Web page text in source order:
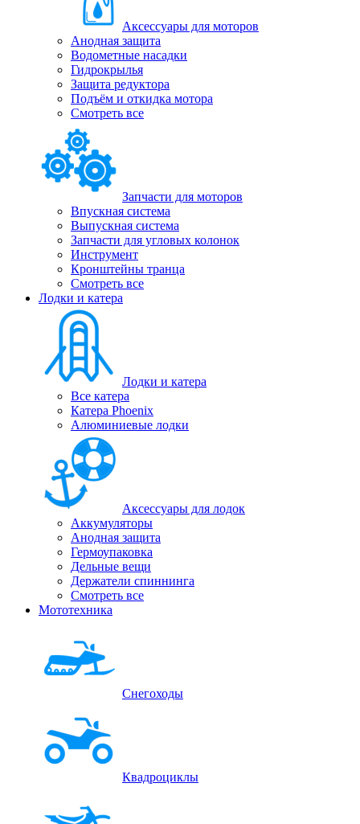
Аксессуары для моторов
Анодная защита
Водометные насадки
Гидрокрылья
Защита редуктора
Подъём и откидка мотора
Смотреть все
Запчасти для моторов
Впускная система
Выпускная система
Запчасти для угловых колонок
Инструмент
Кронштейны транца
Смотреть все
Лодки и катера
Лодки и катера
Все катера
Катера Phoenix
Алюминиевые лодки
Аксессуары для лодок
Аккумуляторы
Анодная защита
Гермоупаковка
Дельные вещи
Держатели спиннинга
Смотреть все
Мототехника
Снегоходы
Квадроциклы